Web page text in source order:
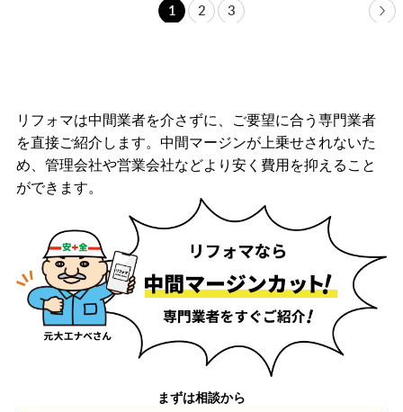
1 2 3
リフォマは中間業者を介さずに、ご要望に合う専門業者
を直接ご紹介します。中間マージンが上乗せされないた
め、管理会社や営業会社などより安く費用を抑えること
ができます。
まずは相談から